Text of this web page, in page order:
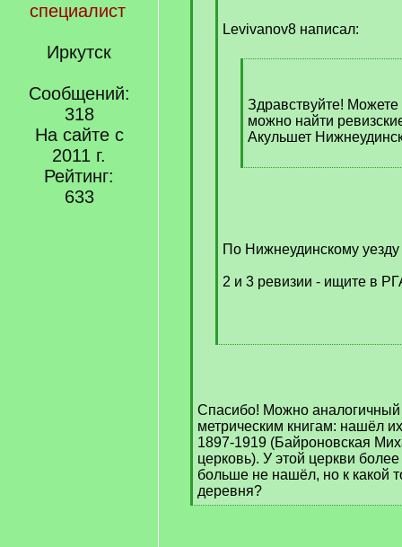
специалист
Иркутск
Сообщений:
318
На сайте с
2011 г.
Рейтинг:
633
]Levivanov8 написал:
]
Здравствуйте! Можете
можно найти
Акульшет
[
По Нижнеудинскому
2 и 3 ревизии - ищите в
[
Спасибо! Можно аналогичный
метрическим книгам: нашёл
1897-1919 (Байроновская
церковь). У этой церкви
больше не нашёл, но к какой
деревня?
[